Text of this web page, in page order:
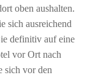
oben aushalten.
sich ausreichend
definitiv auf eine
vor Ort nach
sich vor den